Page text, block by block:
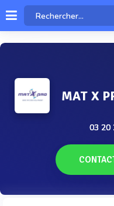
MAT X
03 20